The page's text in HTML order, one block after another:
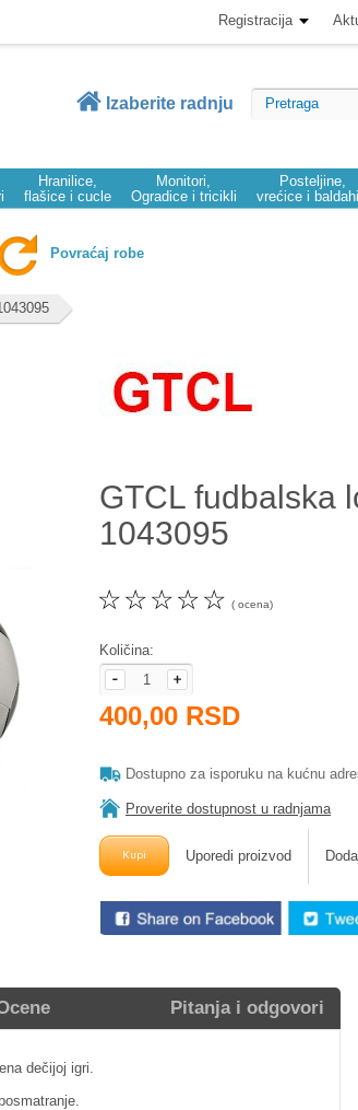
Registracija
Izaberite radnju
Hranilice,
flašice i cucle
Monitori,
Ogradice i tricikli
Posteljine,
vrećice i
Povraćaj robe
GTCL fudbalska
1043095
☆
☆
☆
☆
☆ ( ocena)
Količina:
400,00 RSD
Dostupno za isporuku na kućnu
Proverite dostupnost u radnjama
Uporedi proizvod
Pitanja i odgovori
dečijoj igri.